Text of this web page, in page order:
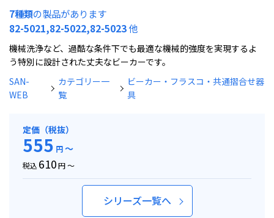
7種類の製品があります
82-5021,82-5022,82-5023他
機械洗浄など、過酷な条件下でも最適な機械的強度を実現するよ
う特別に設計された丈夫なビーカーです。
SAN-
WEB
カテゴリー一
覧
ビーカー・フラスコ・共通摺合せ器
具
定価（税抜）
555 円～
税込 610円 ～
シリーズ一覧へ